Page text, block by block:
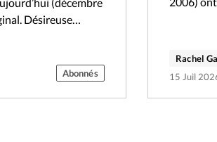
(décembre
Désireuse
Abonnés
Rachel
15 Juil